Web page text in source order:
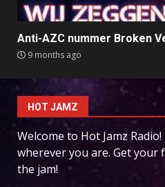
Anti-AZC nummer Broken
9 months ago
HOT JAMZ
Welcome to Hot Jamz
wherever you are. Get your
the jam!